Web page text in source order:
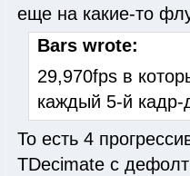
еще на какие-то
Bars wrote:
29,970fps в
каждый 5-й кадр-
То есть 4
TDecimate с